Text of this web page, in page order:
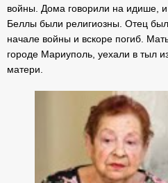
войны. Дома говорили на идише,
Беллы были религиозны. Отец
начале войны и вскоре погиб.
городе Мариуполь, уехали в тыл
матери.